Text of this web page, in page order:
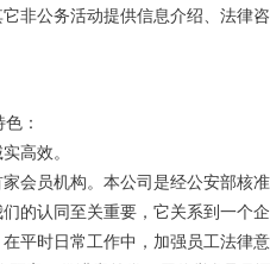
非公务活动提供信息介绍、法律
：
高效。
会员机构。本公司是经公安部核
的认同至关重要，它关系到一个
平时日常工作中，加强员工法律